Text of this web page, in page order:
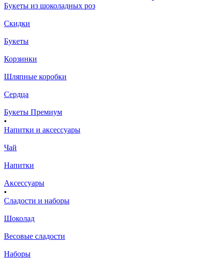
Букеты из шоколадных роз
Скидки
Букеты
Корзинки
Шляпные коробки
Сердца
Букеты Премиум
•
Напитки и аксессуары
Чай
Напитки
Аксессуары
•
Сладости и наборы
Шоколад
Весовые сладости
Наборы